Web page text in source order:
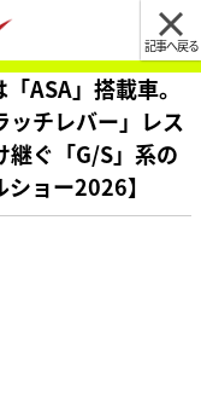
記事へ戻る
ASA」搭載車。
チレバー」レス
継ぐ「G/S」系の
ョー2026】